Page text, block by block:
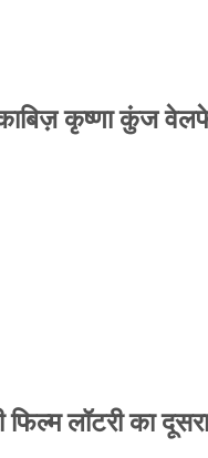
कृष्णा कुंज
फिल्म लॉटरी का